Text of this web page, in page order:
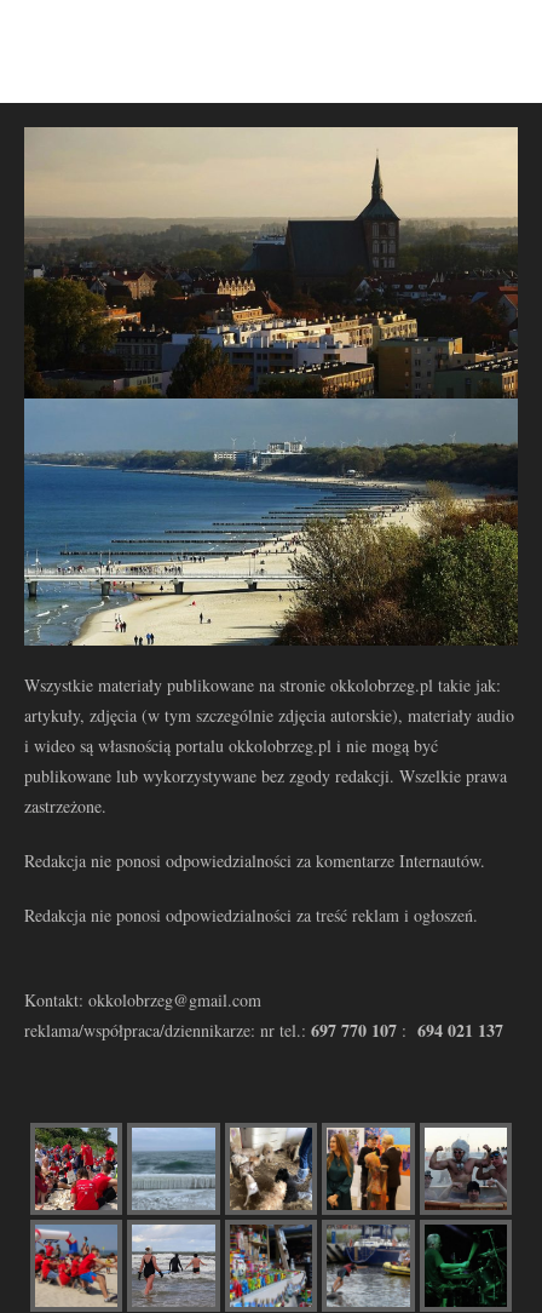
Wszystkie materiały publikowane na stronie okkolobrzeg.pl takie jak:
artykuły, zdjęcia (w tym szczególnie zdjęcia autorskie), materiały audio
i wideo są własnością portalu okkolobrzeg.pl i nie mogą być
publikowane lub wykorzystywane bez zgody redakcji. Wszelkie prawa
zastrzeżone.
Redakcja nie ponosi odpowiedzialności za komentarze Internautów.
Redakcja nie ponosi odpowiedzialności za treść reklam i ogłoszeń.
Kontakt: okkolobrzeg@gmail.com
reklama/współpraca/dziennikarze: nr tel.: 697 770 107 : 694 021 137